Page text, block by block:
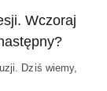
Wczoraj
Dziś wiemy,